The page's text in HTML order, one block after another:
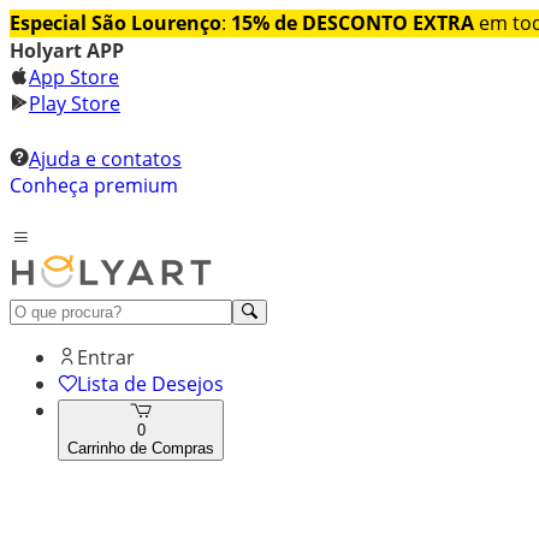
Especial São Lourenço: 15% de DESCONTO EXTRA em
Holyart APP
App Store
Play Store
Ajuda e contatos
Conheça premium
Entrar
Lista de Desejos
0
Carrinho de Compras